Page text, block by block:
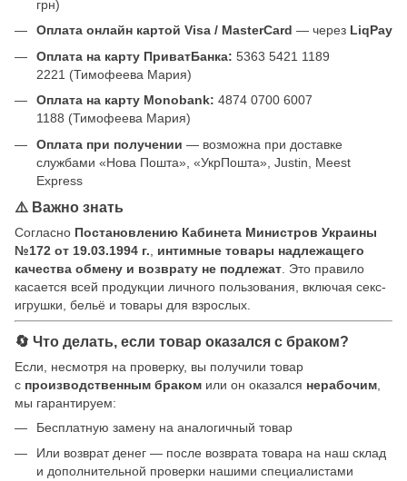
грн)
Оплата онлайн картой Visa / MasterCard — через LiqPay
Оплата на карту ПриватБанка: 5363 5421 1189
2221 (Тимофеева Мария)
Оплата на карту Monobank: 4874 0700 6007
1188 (Тимофеева Мария)
Оплата при получении — возможна при доставке
службами «Нова Пошта», «УкрПошта», Justin, Meest
Express
⚠️ Важно знать
Согласно Постановлению Кабинета Министров Украины
№172 от 19.03.1994 г.
интимные товары надлежащего
качества обмену и возврату не подлежат . Это правило
касается всей продукции личного пользования, включая секс-
игрушки, бельё и товары для взрослых.
🔄 Что делать, если товар оказался с браком?
Если, несмотря на проверку, вы получили товар
с производственным браком или он оказался нерабочим
мы гарантируем:
Бесплатную замену на аналогичный товар
Или возврат денег — после возврата товара на наш склад
и дополнительной проверки нашими специалистами